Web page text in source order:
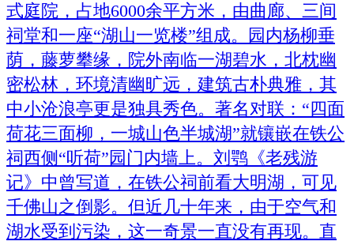
式庭院，占地6000余平方米，由曲廊、三间
祠堂和一座“湖山一览楼”组成。园内杨柳垂
荫，藤萝攀缘，院外南临一湖碧水，北枕幽
密松林，环境清幽旷远，建筑古朴典雅，其
中小沧浪亭更是独具秀色。著名对联：“四面
荷花三面柳，一城山色半城湖”就镶嵌在铁公
祠西侧“听荷”园门内墙上。刘鹗《老残游
记》中曾写道，在铁公祠前看大明湖，可见
千佛山之倒影。但近几十年来，由于空气和
湖水受到污染，这一奇景一直没有再现。直